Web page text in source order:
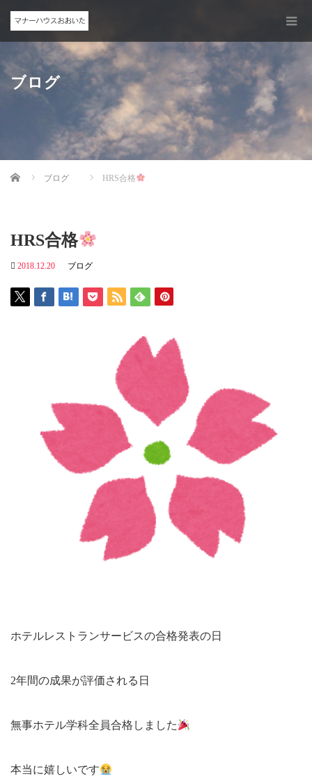
ブログ
Home ブログ HRS合格
HRS合格
2018.12.20 ブログ
ホテルレストランサービスの合格発表の日
2年間の成果が評価される日
無事ホテル学科全員合格しました
本当に嬉しいです